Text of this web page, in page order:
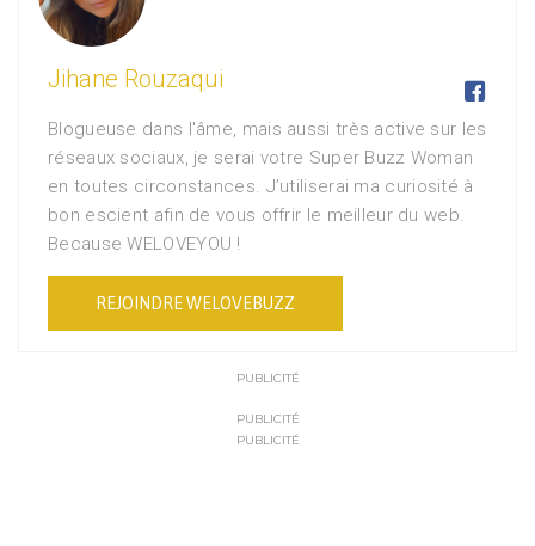
Jihane Rouzaqui 
Blogueuse dans l'âme, mais aussi très active sur les
réseaux sociaux, je serai votre Super Buzz Woman
en toutes circonstances. J’utiliserai ma curiosité à
bon escient afin de vous offrir le meilleur du web.
Because WELOVEYOU !
REJOINDRE WELOVEBUZZ
PUBLICITÉ
PUBLICITÉ
PUBLICITÉ